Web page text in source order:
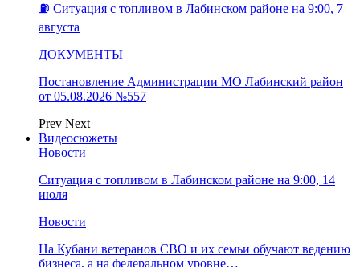
⛽️ Ситуация с топливом в Лабинском районе на 9:00, 7
августа
ДОКУМЕНТЫ
Постановление Администрации МО Лабинский район
от 05.08.2026 №557
Prev Next
Видеосюжеты
Новости
Ситуация с топливом в Лабинском районе на 9:00, 14
июля
Новости
На Кубани ветеранов СВО и их семьи обучают ведению
бизнеса, а на федеральном уровне…